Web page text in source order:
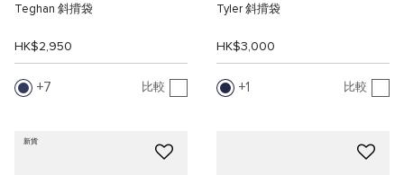
Teghan 斜揹袋
HK$2,950
7 比較
Tyler 斜揹袋
HK$3,000
1 比較
新貨